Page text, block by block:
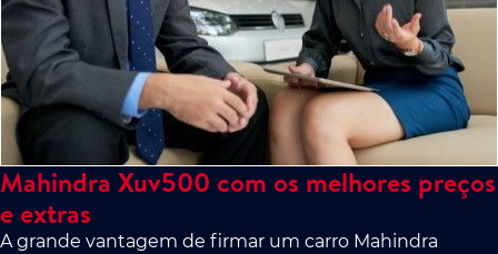
Mahindra Xuv500 com os melhores preços
e extras
A grande vantagem de firmar um carro Mahindra